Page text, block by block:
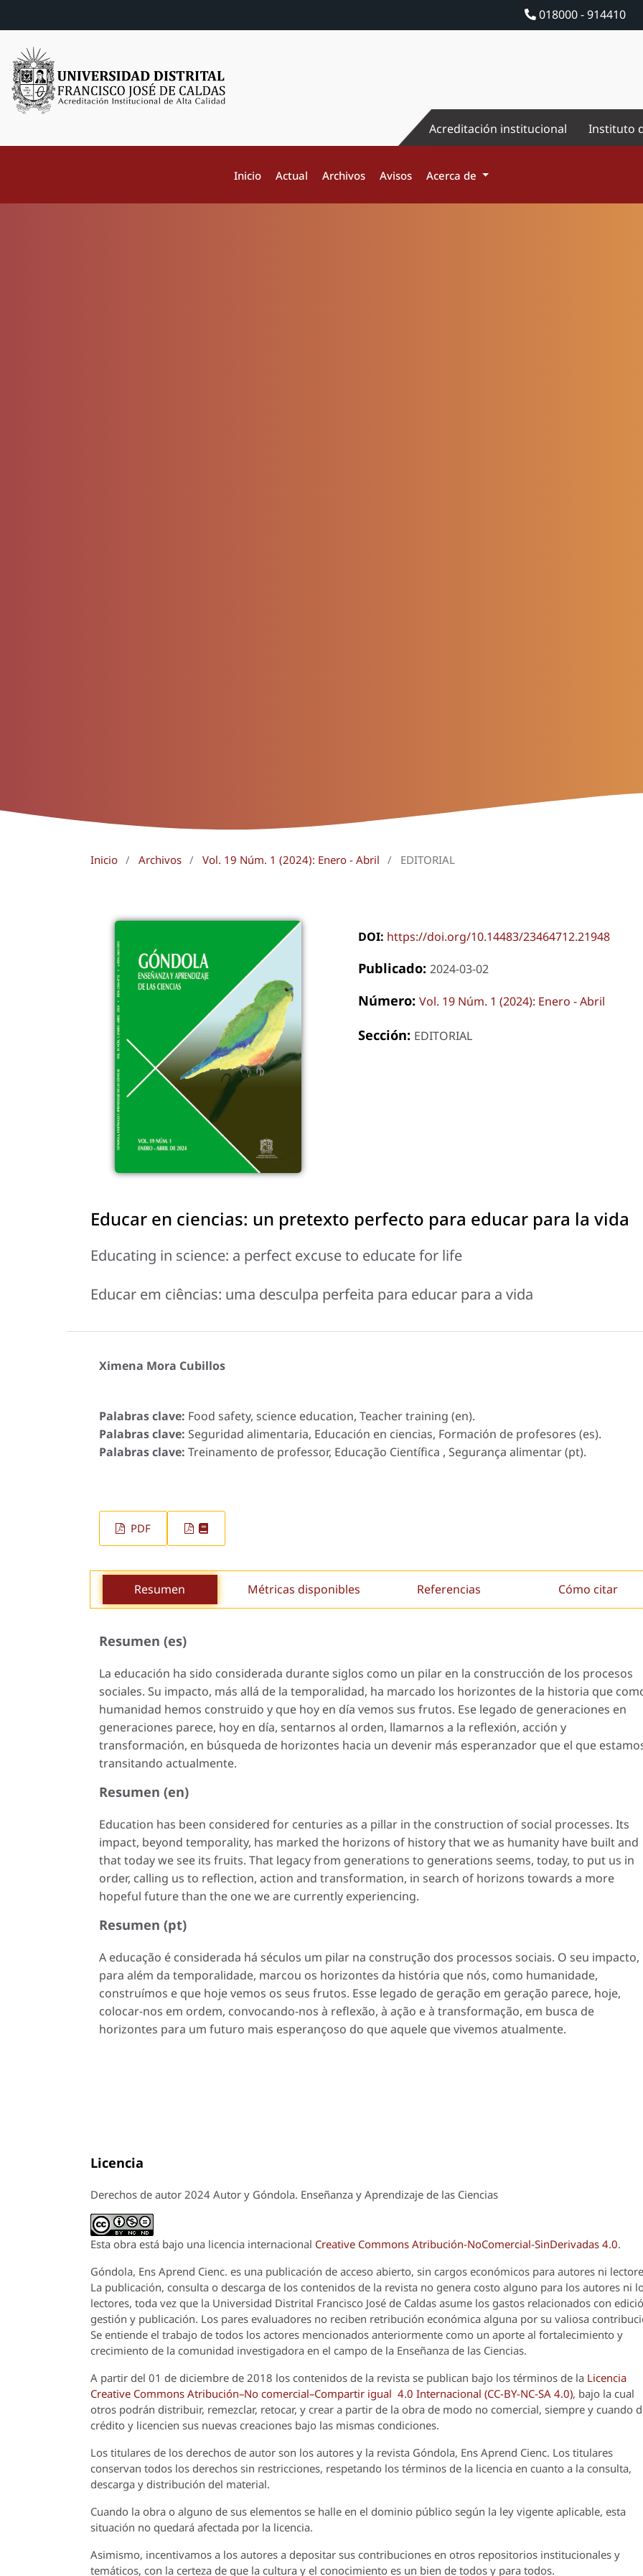
018000 - 914410
Acreditación institucional Instituto
Inicio Actual Archivos Avisos Acerca de
Inicio / Archivos / Vol. 19 Núm. 1 (2024): Enero - Abril / EDITORIAL
DOI: https://doi.org/10.14483/23464712.21948
Publicado: 2024-03-02
Número: Vol. 19 Núm. 1 (2024): Enero - Abril
Sección: EDITORIAL
Educar en ciencias: un pretexto perfecto para educar para la vida
Educating in science: a perfect excuse to educate for life
Educar em ciências: uma desculpa perfeita para educar para a vida
Ximena Mora Cubillos
Palabras clave: Food safety, science education, Teacher training (en).
Palabras clave: Seguridad alimentaria, Educación en ciencias, Formación de profesores (es).
Palabras clave: Treinamento de professor, Educação Científica , Segurança alimentar (pt).
PDF
Resumen Métricas disponibles Referencias Cómo citar
Resumen (es)
La educación ha sido considerada durante siglos como un pilar en la construcción de los procesos
sociales. Su impacto, más allá de la temporalidad, ha marcado los horizontes de la historia que
humanidad hemos construido y que hoy en día vemos sus frutos. Ese legado de generaciones en
generaciones parece, hoy en día, sentarnos al orden, llamarnos a la reflexión, acción y
transformación, en búsqueda de horizontes hacia un devenir más esperanzador que el que
transitando actualmente.
Resumen (en)
Education has been considered for centuries as a pillar in the construction of social processes. Its
impact, beyond temporality, has marked the horizons of history that we as humanity have built and
that today we see its fruits. That legacy from generations to generations seems, today, to put us in
order, calling us to reflection, action and transformation, in search of horizons towards a more
hopeful future than the one we are currently experiencing.
Resumen (pt)
A educação é considerada há séculos um pilar na construção dos processos sociais. O seu impacto,
para além da temporalidade, marcou os horizontes da história que nós, como humanidade,
construímos e que hoje vemos os seus frutos. Esse legado de geração em geração parece, hoje,
colocar-nos em ordem, convocando-nos à reflexão, à ação e à transformação, em busca de
horizontes para um futuro mais esperançoso do que aquele que vivemos atualmente.
Licencia
Derechos de autor 2024 Autor y Góndola. Enseñanza y Aprendizaje de las Ciencias
Esta obra está bajo una licencia internacional Creative Commons Atribución-NoComercial-SinDerivadas 4.0.
Góndola, Ens Aprend Cienc. es una publicación de acceso abierto, sin cargos económicos para autores ni
La publicación, consulta o descarga de los contenidos de la revista no genera costo alguno para los autores ni
lectores, toda vez que la Universidad Distrital Francisco José de Caldas asume los gastos relacionados con
gestión y publicación. Los pares evaluadores no reciben retribución económica alguna por su valiosa
Se entiende el trabajo de todos los actores mencionados anteriormente como un aporte al fortalecimiento y
crecimiento de la comunidad investigadora en el campo de la Enseñanza de las Ciencias.
A partir del 01 de diciembre de 2018 los contenidos de la revista se publican bajo los términos de la Licencia
Creative Commons Atribución–No comercial–Compartir igual 4.0 Internacional (CC-BY-NC-SA 4.0), bajo la cual
otros podrán distribuir, remezclar, retocar, y crear a partir de la obra de modo no comercial, siempre y cuando
crédito y licencien sus nuevas creaciones bajo las mismas condiciones.
Los titulares de los derechos de autor son los autores y la revista Góndola, Ens Aprend Cienc. Los titulares
conservan todos los derechos sin restricciones, respetando los términos de la licencia en cuanto a la consulta,
descarga y distribución del material.
Cuando la obra o alguno de sus elementos se halle en el dominio público según la ley vigente aplicable, esta
situación no quedará afectada por la licencia.
Asimismo, incentivamos a los autores a depositar sus contribuciones en otros repositorios institucionales y
temáticos, con la certeza de que la cultura y el conocimiento es un bien de todos y para todos.